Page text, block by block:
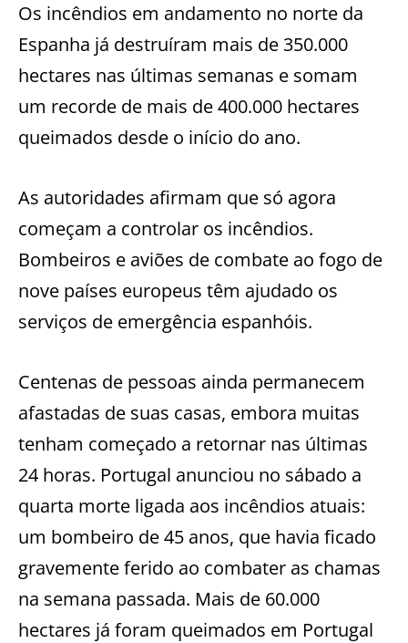
Os incêndios em andamento no norte da
Espanha já destruíram mais de 350.000
hectares nas últimas semanas e somam
um recorde de mais de 400.000 hectares
queimados desde o início do ano.
As autoridades afirmam que só agora
começam a controlar os incêndios.
Bombeiros e aviões de combate ao fogo de
nove países europeus têm ajudado os
serviços de emergência espanhóis.
Centenas de pessoas ainda permanecem
afastadas de suas casas, embora muitas
tenham começado a retornar nas últimas
24 horas. Portugal anunciou no sábado a
quarta morte ligada aos incêndios atuais:
um bombeiro de 45 anos, que havia ficado
gravemente ferido ao combater as chamas
na semana passada. Mais de 60.000
hectares já foram queimados em Portugal